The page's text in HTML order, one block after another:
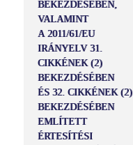
BEKEZDÉSÉBEN,
VALAMINT
A 2011/61/EU
IRÁNYELV 31.
CIKKÉNEK (2)
BEKEZDÉSÉBEN
ÉS 32. CIKKÉNEK (2)
BEKEZDÉSÉBEN
EMLÍTETT
ÉRTESÍTÉSI